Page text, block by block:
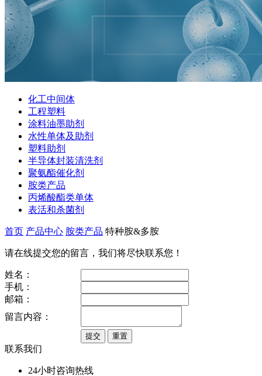
化工中间体
工程塑料
涂料油墨助剂
水性单体及助剂
塑料助剂
半导体封装清洗剂
聚氨酯催化剂
胺类产品
丙烯酸酯类单体
表活和杀菌剂
首页 产品中心 胺类产品 特种胺&多胺
请在线提交您的留言，我们将尽快联系您！
姓名：
手机：
邮箱：
留言内容：
联系我们
24小时咨询热线